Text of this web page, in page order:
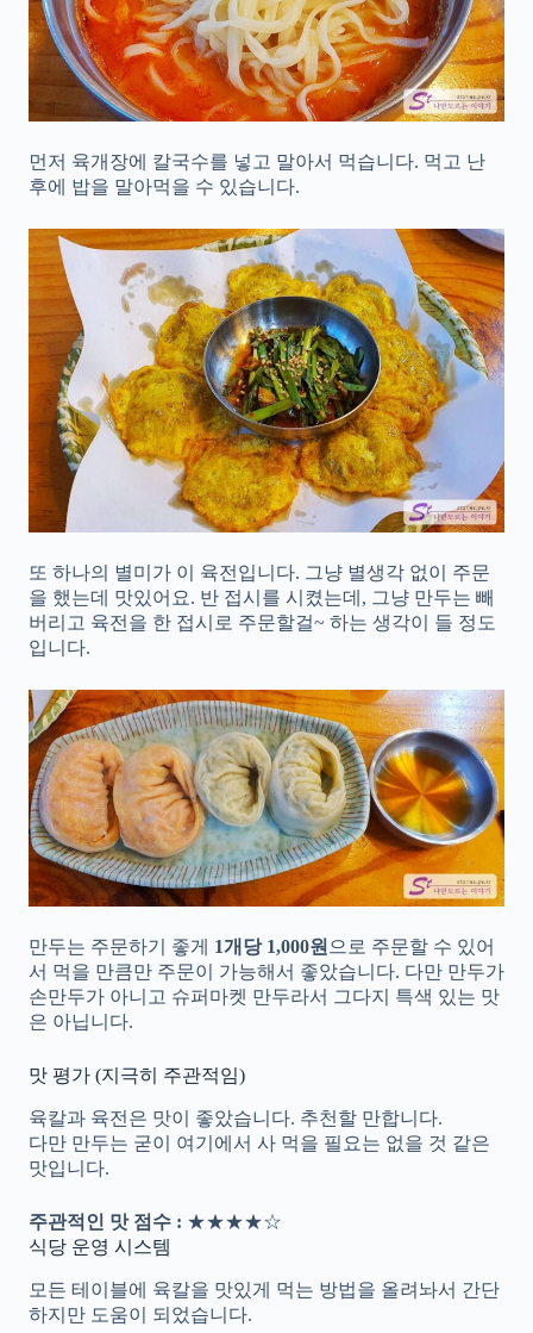
먼저 육개장에 칼국수를 넣고 말아서 먹습니다. 먹고 난
후에 밥을 말아먹을 수 있습니다.
또 하나의 별미가 이 육전입니다. 그냥 별생각 없이 주문
을 했는데 맛있어요. 반 접시를 시켰는데, 그냥 만두는 빼
버리고 육전을 한 접시로 주문할걸~ 하는 생각이 들 정도
입니다.
만두는 주문하기 좋게 1개당 1,000원 으로 주문할 수 있어
서 먹을 만큼만 주문이 가능해서 좋았습니다. 다만 만두가
손만두가 아니고 슈퍼마켓 만두라서 그다지 특색 있는 맛
은 아닙니다.
맛 평가 (지극히 주관적임)
육칼과 육전은 맛이 좋았습니다. 추천할 만합니다.
다만 만두는 굳이 여기에서 사 먹을 필요는 없을 것 같은
맛입니다.
주관적인 맛 점수 : ★★★★☆
식당 운영 시스템
모든 테이블에 육칼을 맛있게 먹는 방법을 올려놔서 간단
하지만 도움이 되었습니다.